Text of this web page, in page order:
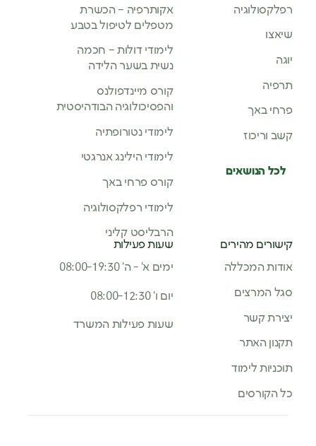
אקותרפיה – הכשרת
מטפלים לטיפול בטבע
לימודי דולות – חכמה
נשית בשער הלידה
קורס מיינדפולנס
והפסיכולוגיה הבודהיסטית
לימודי נטורופתיה
לימודי הילינג אנרגטי
קורס פרחי באך
לימודי רפלקסולוגיה
הרבליסט קליני
מהירים
לימוד
שעות פעילות
ימים א’ - ה’ 08:00-19:30
שעות פעילות המשרד